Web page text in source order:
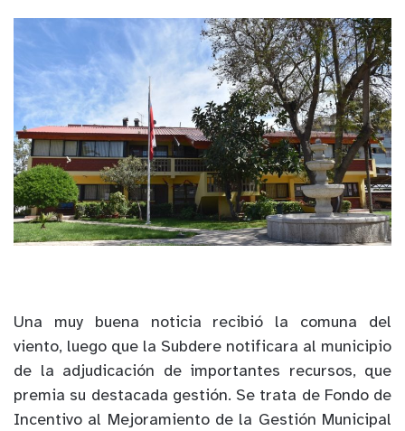
Una muy buena noticia recibió la comuna del
viento, luego que la Subdere notificara al municipio
de la adjudicación de importantes recursos, que
premia su destacada gestión. Se trata de Fondo de
Incentivo al Mejoramiento de la Gestión Municipal